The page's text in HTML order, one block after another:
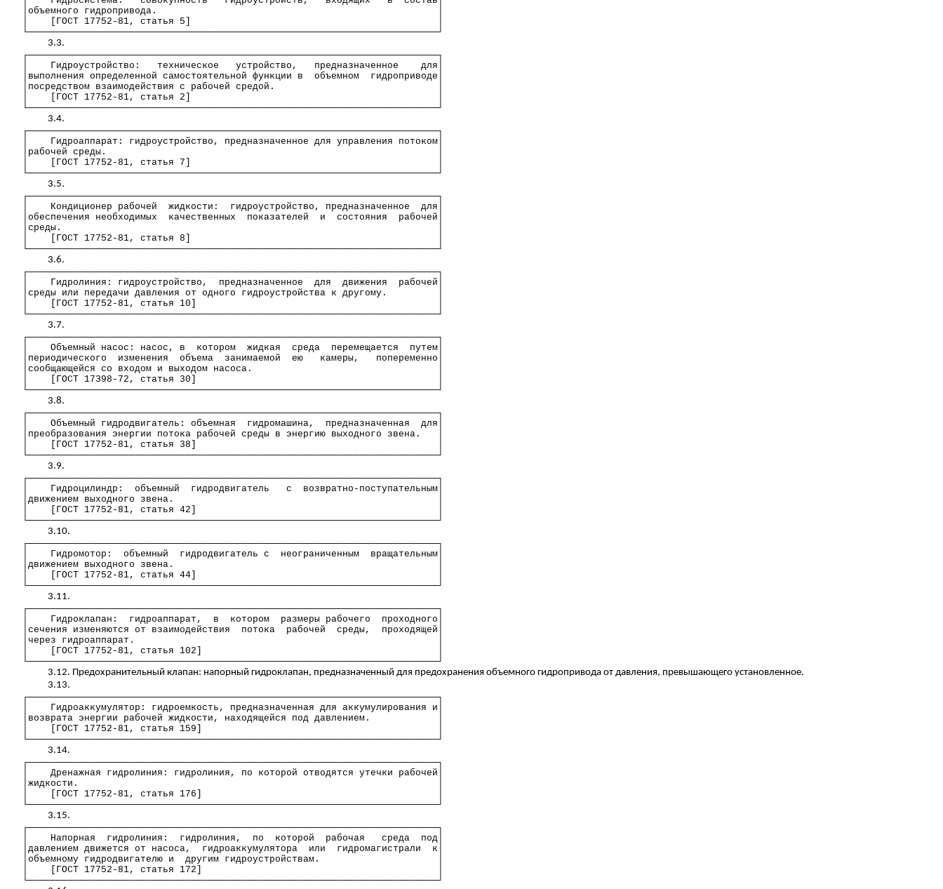
│объемного гидропривода.
[ГОСТ 17752-81, статья 5]
└─────────────────────────────────────────────────────────────────────────┘
3.3.
┌─────────────────────────────────────────────────────────────────────────┐
Гидроустройство : техническое устройство, предназначенное для
│выполнения определенной самостоятельной функции в
объемном
гидроприводе│
│посредством взаимодействия с рабочей средой.
[ГОСТ 17752-81, статья 2]
└─────────────────────────────────────────────────────────────────────────┘
3.4.
┌─────────────────────────────────────────────────────────────────────────┐
Гидроаппарат : гидроустройство , предназначенное для управления потоком│
│рабочей среды.
[ГОСТ 17752-81, статья 7]
└─────────────────────────────────────────────────────────────────────────┘
3.5.
┌─────────────────────────────────────────────────────────────────────────┐
Кондиционер рабочей жидкости: гидроустройство , предназначенное
для│
│обеспечения необходимых
качественных показателей и состояния рабочей
│среды.
[ГОСТ 17752-81, статья 8]
└─────────────────────────────────────────────────────────────────────────┘
3.6.
┌─────────────────────────────────────────────────────────────────────────┐
Гидролиния : гидроустройство , предназначенное для движения
рабочей│
│среды или передачи давления от одного гидроустройства к другому.
[ГОСТ 17752-81, статья 10]
└─────────────────────────────────────────────────────────────────────────┘
3.7.
┌─────────────────────────────────────────────────────────────────────────┐
Объемный насос: насос, в котором жидкая среда перемещается
путем│
│периодического
изменения объема занимаемой ею камеры,
попеременно│
│сообщающейся со входом и выходом насоса.
[ГОСТ 17398-72, статья 30]
└─────────────────────────────────────────────────────────────────────────┘
3.8.
┌─────────────────────────────────────────────────────────────────────────┐
Объемный гидродвигатель : объемная гидромашина, предназначенная
для│
│преобразования энергии потока рабочей среды в энергию выходного звена.
[ГОСТ 17752-81, статья 38]
└─────────────────────────────────────────────────────────────────────────┘
3.9.
┌─────────────────────────────────────────────────────────────────────────┐
Гидроцилиндр: объемный гидродвигатель с возвратно-поступательным
│движением выходного звена.
[ГОСТ 17752-81, статья 42]
└─────────────────────────────────────────────────────────────────────────┘
3.10.
┌─────────────────────────────────────────────────────────────────────────┐
Гидромотор : объемный гидродвигатель с неограниченным
вращательным│
│движением выходного звена.
[ГОСТ 17752-81, статья 44]
└─────────────────────────────────────────────────────────────────────────┘
3.11.
┌─────────────────────────────────────────────────────────────────────────┐
Гидроклапан : гидроаппарат , в котором размеры рабочего
проходного│
│сечения изменяются от взаимодействия
потока рабочей среды,
проходящей│
│через гидроаппарат .
[ГОСТ 17752-81, статья 102]
└─────────────────────────────────────────────────────────────────────────┘
3.12. Предохранительный клапан: напорный гидроклапан, предназначенный для предохранения объемного гидропривода от давления, превышающего установленное.
3.13.
┌─────────────────────────────────────────────────────────────────────────┐
Гидроаккумулятор : гидроемкость, предназначенная для аккумулирования и│
│возврата энергии рабочей жидкости, находящейся под давлением.
[ГОСТ 17752-81, статья 159]
└─────────────────────────────────────────────────────────────────────────┘
3.14.
┌─────────────────────────────────────────────────────────────────────────┐
Дренажная гидролиния : гидролиния , по которой отводятся утечки рабочей│
│жидкости.
[ГОСТ 17752-81, статья 176]
└─────────────────────────────────────────────────────────────────────────┘
3.15.
┌─────────────────────────────────────────────────────────────────────────┐
Напорная гидролиния : гидролиния , по которой рабочая среда
под│
│давлением движется от насоса,
гидроаккумулятора или гидромагистрали к
объемному гидродвигателю и другим гидроустройствам .
[ГОСТ 17752-81, статья 172]
└─────────────────────────────────────────────────────────────────────────┘